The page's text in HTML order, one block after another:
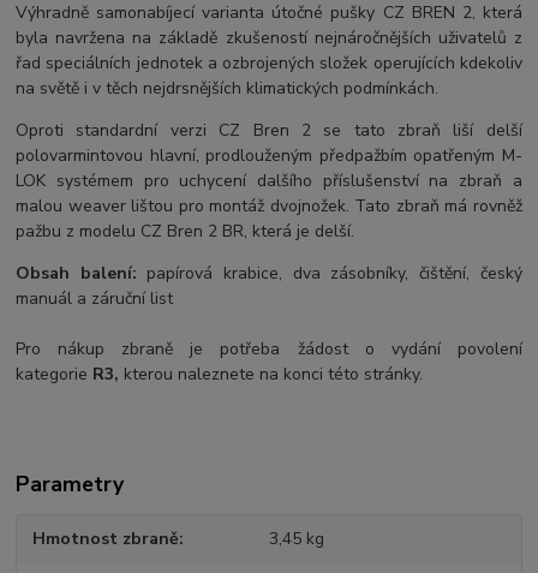
Výhradně samonabíjecí varianta útočné pušky CZ BREN 2, která
byla navržena na základě zkušeností nejnáročnějších uživatelů z
řad speciálních jednotek a ozbrojených složek operujících kdekoliv
na světě i v těch nejdrsnějších klimatických podmínkách.
Oproti standardní verzi CZ Bren 2 se tato zbraň liší delší
polovarmintovou hlavní, prodlouženým předpažbím opatřeným M-
LOK systémem pro uchycení dalšího příslušenství na zbraň a
malou weaver lištou pro montáž dvojnožek. Tato zbraň má rovněž
pažbu z modelu CZ Bren 2 BR, která je delší.
Obsah balení: papírová krabice, dva zásobníky, čištění, český
manuál a záruční list
Pro nákup zbraně je potřeba žádost o vydání povolení
kategorie R3, kterou naleznete na konci této stránky.
Parametry
Hmotnost zbraně 3,45 kg